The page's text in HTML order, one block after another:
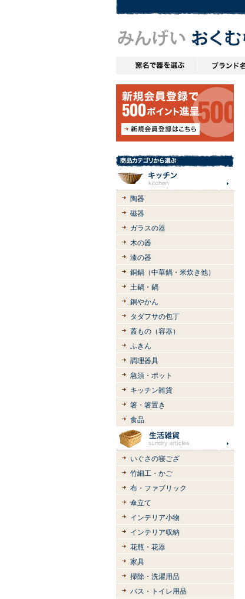
陶器
磁器
ガラスの器
木の器
漆の器
銅鍋（中華鍋・米炊き他）
土鍋・鍋
銅やかん
タダフサの包丁
蓋もの（容器）
ふきん
調理器具
急須・ポット
キッチン雑貨
箸・箸置き
食品
いぐさの寝ござ
竹細工・かご
布・ファブリック
傘立て
インテリア小物
インテリア収納
花瓶・花器
家具
掃除・洗濯用品
バス・トイレ用品